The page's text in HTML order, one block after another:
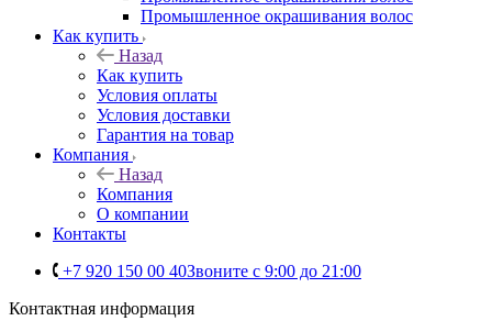
Промышленное окрашивания волос
Как купить
Назад
Как купить
Условия оплаты
Условия доставки
Гарантия на товар
Компания
Назад
Компания
О компании
Контакты
+7 920 150 00 40Звоните с 9:00 до 21:00
Контактная информация